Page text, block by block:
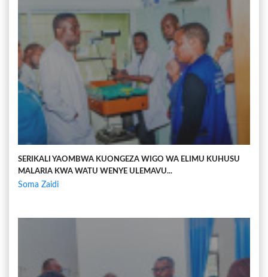
SERIKALI YAOMBWA KUONGEZA WIGO WA ELIMU KUHUSU
MALARIA KWA WATU WENYE ULEMAVU...
Soma Zaidi